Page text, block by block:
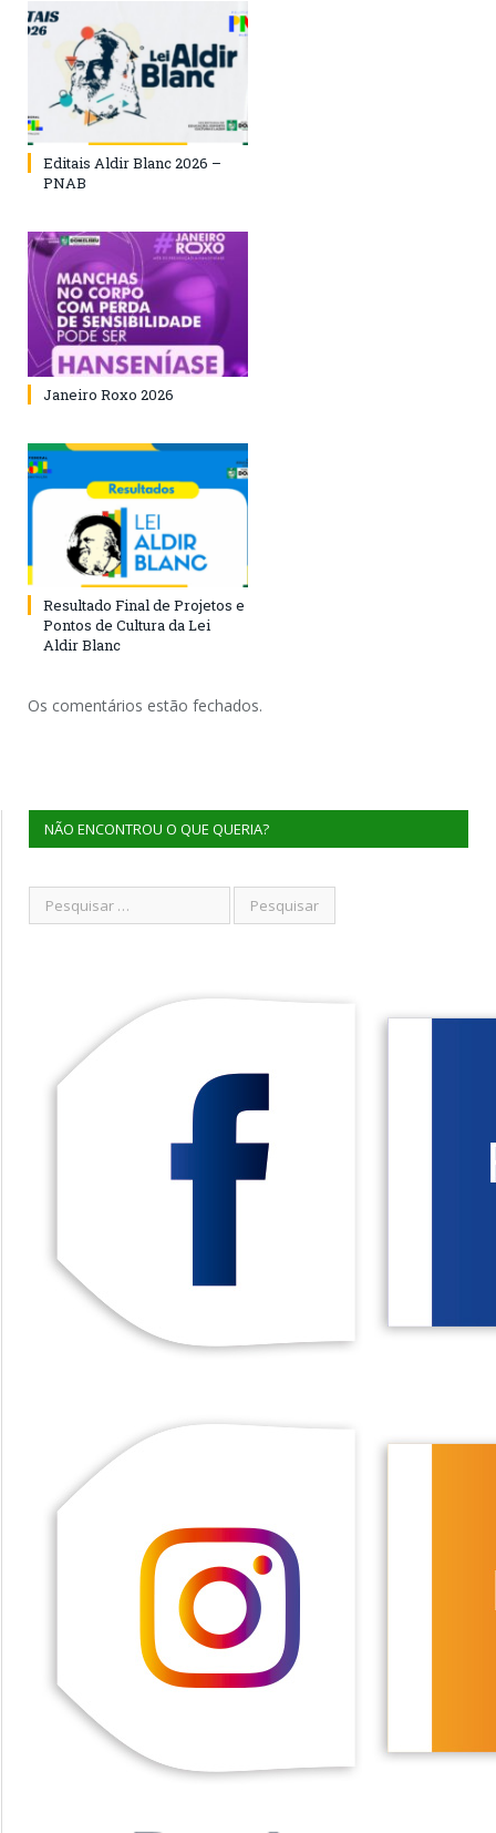
Editais Aldir Blanc 2026 –
PNAB
Janeiro Roxo 2026
Resultado Final de Projetos e
Pontos de Cultura da Lei
Aldir Blanc
Os comentários estão fechados.
NÃO ENCONTROU O QUE QUERIA?